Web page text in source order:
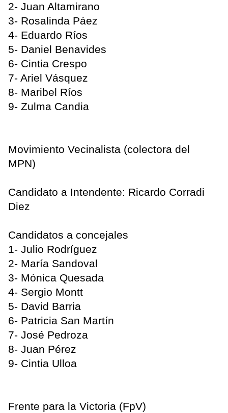
2- Juan Altamirano
3- Rosalinda Páez
4- Eduardo Ríos
5- Daniel Benavides
6- Cintia Crespo
7- Ariel Vásquez
8- Maribel Ríos
9- Zulma Candia
Movimiento Vecinalista (colectora del
MPN)
Candidato a Intendente: Ricardo Corradi
Diez
Candidatos a concejales
1- Julio Rodríguez
2- María Sandoval
3- Mónica Quesada
4- Sergio Montt
5- David Barria
6- Patricia San Martín
7- José Pedroza
8- Juan Pérez
9- Cintia Ulloa
Frente para la Victoria (FpV)